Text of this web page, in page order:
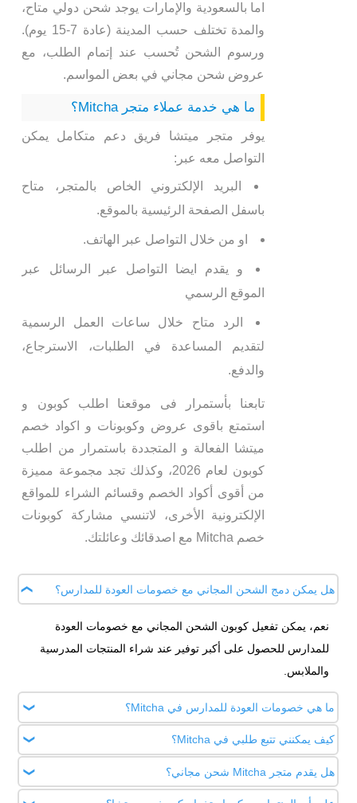
اما بالسعودية والإمارات يوجد شحن دولي متاح،
والمدة تختلف حسب المدينة (عادة 7-15 يوم).
ورسوم الشحن تُحسب عند إتمام الطلب، مع
عروض شحن مجاني في بعض المواسم.
ما هي خدمة عملاء متجر Mitcha؟
يوفر متجر ميتشا فريق دعم متكامل يمكن
التواصل معه عبر:
البريد الإلكتروني الخاص بالمتجر، متاح
باسفل الصفحة الرئيسية بالموقع.
او من خلال التواصل عبر الهاتف.
و يقدم ايضا التواصل عبر الرسائل عبر
الموقع الرسمي
الرد متاح خلال ساعات العمل الرسمية
لتقديم المساعدة في الطلبات، الاسترجاع،
والدفع.
تابعنا بأستمرار فى موقعنا اطلب كوبون و
استمتع باقوى عروض وكوبونات و اكواد خصم
ميتشا الفعالة و المتجددة باستمرار من اطلب
كوبون لعام 2026، وكذلك تجد مجموعة مميزة
من أقوى أكواد الخصم وقسائم الشراء للمواقع
الإلكترونية الأخرى، لاتنسي مشاركة كوبونات
خصم Mitcha مع اصدقائك وعائلتك.
هل يمكن دمج الشحن المجاني مع خصومات العودة للمدارس؟
نعم، يمكن تفعيل كوبون الشحن المجاني مع خصومات العودة
للمدارس للحصول على أكبر توفير عند شراء المنتجات المدرسية
والملابس.
ما هي خصومات العودة للمدارس في Mitcha؟
على ملابس الأطفال والحقائب والإكسسوارات المدرسية عروض
شراء متعددة مثل "اشترِ قطعتين ووفر مبلغ محدد"، إمكانية
كيف يمكنني تتبع طلبي في Mitcha؟
بعد إتمام عملية الشراء، يمكنك تتبع طلبك من خلال رابط التتبع
هل يقدم متجر Mitcha شحن مجاني؟